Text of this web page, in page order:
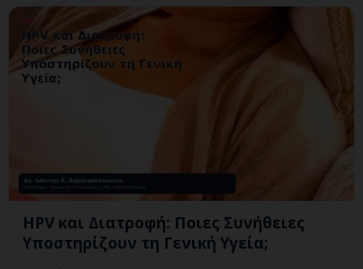
HPV και Διατροφή: Ποιες Συνήθειες
Υποστηρίζουν τη Γενική Υγεία;